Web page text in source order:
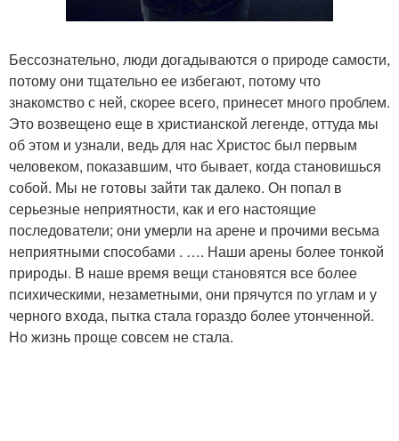
Бессознательно, люди догадываются о природе самости,
потому они тщательно ее избегают, потому что
знакомство с ней, скорее всего, принесет много проблем.
Это возвещено еще в христианской легенде, оттуда мы
об этом и узнали, ведь для нас Христос был первым
человеком, показавшим, что бывает, когда становишься
собой. Мы не готовы зайти так далеко. Он попал в
серьезные неприятности, как и его настоящие
последователи; они умерли на арене и прочими весьма
неприятными способами . …. Наши арены более тонкой
природы. В наше время вещи становятся все более
психическими, незаметными, они прячутся по углам и у
черного входа, пытка стала гораздо более утонченной.
Но жизнь проще совсем не стала.